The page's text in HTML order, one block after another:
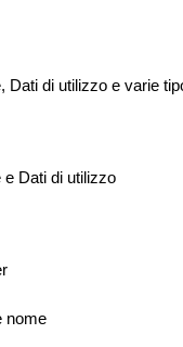
Dati di utilizzo e varie
e Dati di utilizzo
nome